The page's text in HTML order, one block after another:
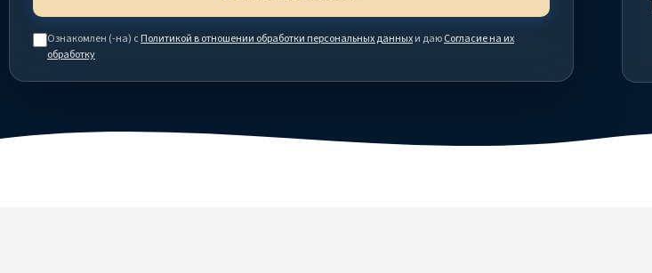
Ознакомлен (-на) сПолитикой в отношении обработки персональных данныхи даюСогласие на их
обработку